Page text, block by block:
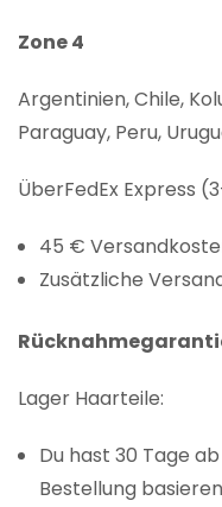
Zone 4
Argentinien, Chile,
Paraguay, Peru,
ÜberFedEx Express
45 €
Zusätzliche
Lager Haarteile:
Du hast 30 Tage
Bestellung